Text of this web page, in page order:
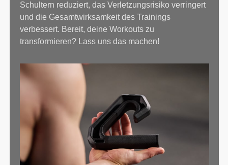
Schultern reduziert, das Verletzungsrisiko verringert
und die Gesamtwirksamkeit des Trainings
verbessert. Bereit, deine Workouts zu
transformieren? Lass uns das machen!